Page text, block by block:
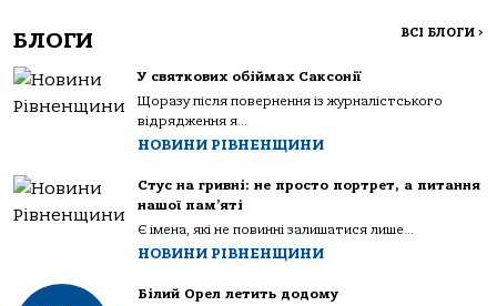
БЛОГИ ВСІ БЛОГИ >
У святкових обіймах Саксонії
Щоразу після повернення із журналістського
відрядження я...
НОВИНИ РІВНЕНЩИНИ
Стус на гривні: не просто портрет, а питання
нашої пам’яті
Є імена, які не повинні залишатися лише...
НОВИНИ РІВНЕНЩИНИ
Білий Орел летить додому